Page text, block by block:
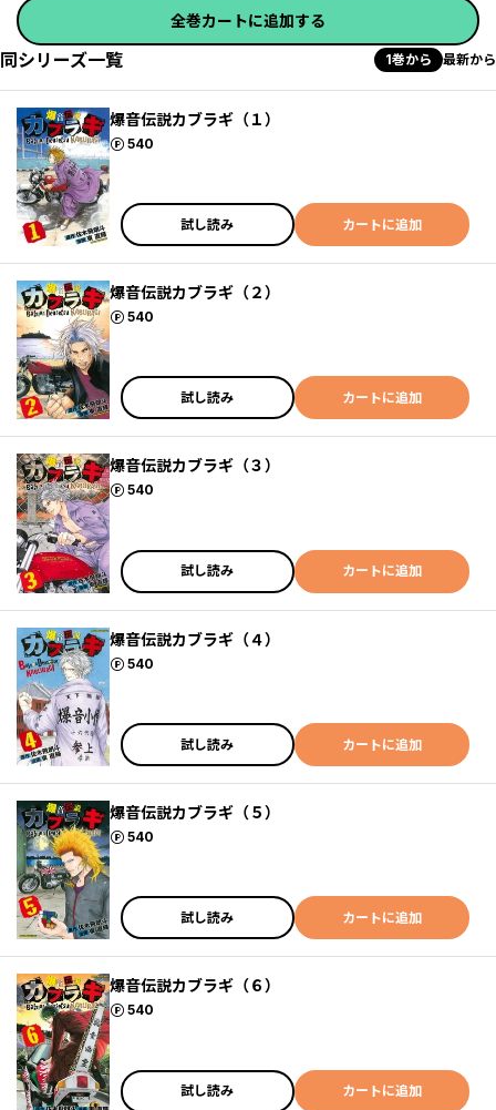
全巻カートに追加する
同シリーズ一覧 1巻から 最新から
爆音伝説カブラギ（１）
540
ポイント
試し読み カートに追加
爆音伝説カブラギ（２）
540
ポイント
試し読み カートに追加
爆音伝説カブラギ（３）
540
ポイント
試し読み カートに追加
爆音伝説カブラギ（４）
540
ポイント
試し読み カートに追加
爆音伝説カブラギ（５）
540
ポイント
試し読み カートに追加
爆音伝説カブラギ（６）
540
ポイント
試し読み カートに追加